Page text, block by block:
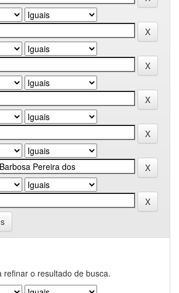
refinar o resultado de busca.